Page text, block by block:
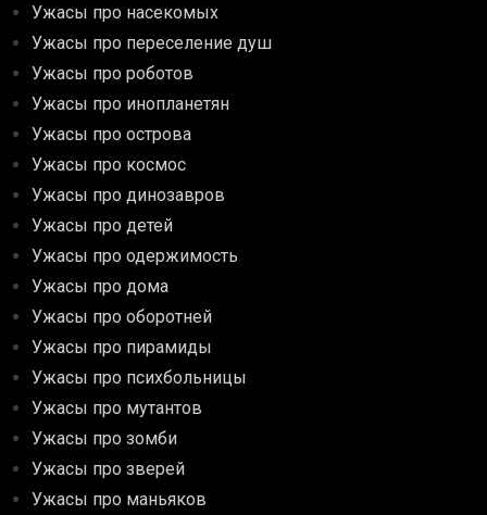
Ужасы про насекомых
Ужасы про переселение душ
Ужасы про роботов
Ужасы про инопланетян
Ужасы про острова
Ужасы про космос
Ужасы про динозавров
Ужасы про детей
Ужасы про одержимость
Ужасы про дома
Ужасы про оборотней
Ужасы про пирамиды
Ужасы про психбольницы
Ужасы про мутантов
Ужасы про зомби
Ужасы про зверей
Ужасы про маньяков